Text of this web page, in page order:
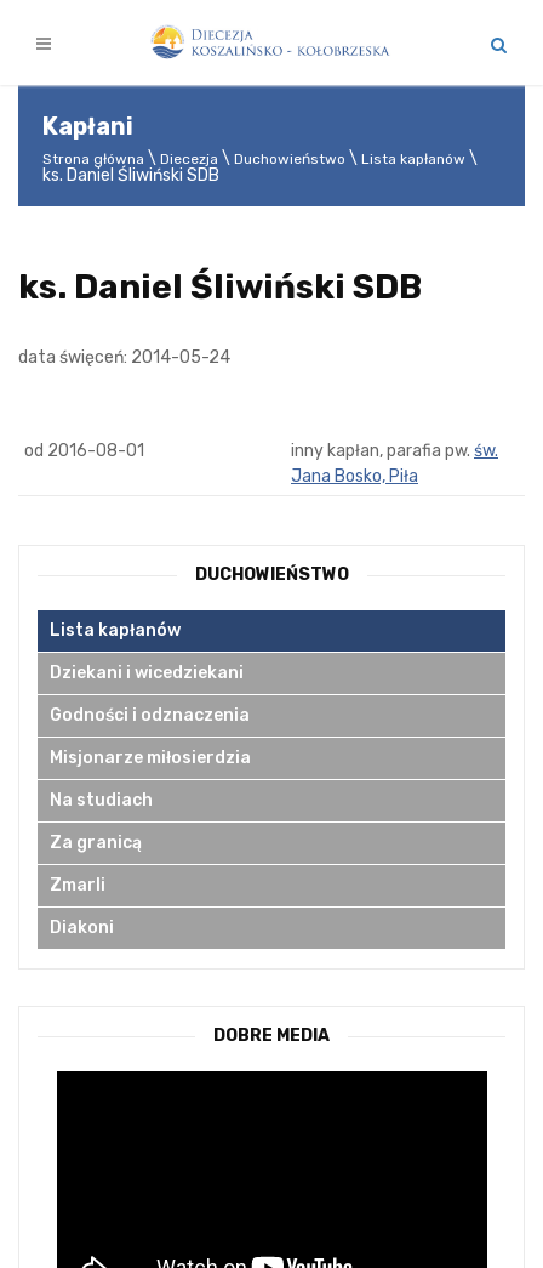
Kapłani
Strona główna Diecezja Duchowieństwo Lista kapłanów
ks. Daniel Śliwiński SDB
ks. Daniel Śliwiński SDB
data święceń: 2014-05-24
od 2016-08-01 inny kapłan, parafia pw. św.
Jana Bosko, Piła
DUCHOWIEŃSTWO
Lista kapłanów
Dziekani i wicedziekani
Godności i odznaczenia
Misjonarze miłosierdzia
Na studiach
Za granicą
Zmarli
Diakoni
DOBRE MEDIA